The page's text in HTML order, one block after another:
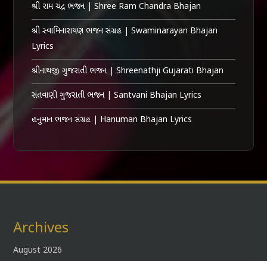
શ્રી રામ ચંદ્ર ભજન | Shree Ram Chandra Bhajan
શ્રી સ્વામિનારાયણ ભજન સંગ્રહ | Swaminarayan Bhajan
Lyrics
શ્રીનાથજી ગુજરાતી ભજન | Shreenathji Gujarati Bhajan
સંતવાણી ગુજરાતી ભજન | Santvani Bhajan Lyrics
હનુમાન ભજન સંગ્રહ | Hanuman Bhajan Lyrics
Archives
August 2026